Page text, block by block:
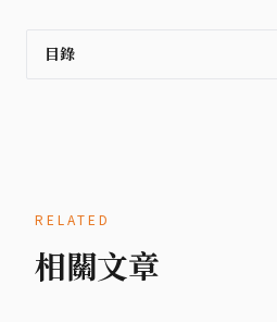
目錄
RELATED
相關文章